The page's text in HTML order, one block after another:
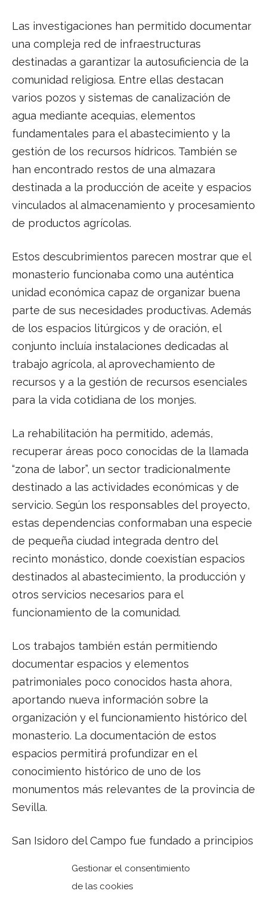
Gestionar el consentimiento
de las cookies
Las investigaciones han permitido documentar
una compleja red de infraestructuras
destinadas a garantizar la autosuficiencia de la
comunidad religiosa. Entre ellas destacan
varios pozos y sistemas de canalización de
agua mediante acequias, elementos
fundamentales para el abastecimiento y la
gestión de los recursos hídricos. También se
han encontrado restos de una almazara
destinada a la producción de aceite y espacios
vinculados al almacenamiento y procesamiento
de productos agrícolas.
Estos descubrimientos parecen mostrar que el
monasterio funcionaba como una auténtica
unidad económica capaz de organizar buena
parte de sus necesidades productivas. Además
de los espacios litúrgicos y de oración, el
conjunto incluía instalaciones dedicadas al
trabajo agrícola, al aprovechamiento de
recursos y a la gestión de recursos esenciales
para la vida cotidiana de los monjes.
La rehabilitación ha permitido, además,
recuperar áreas poco conocidas de la llamada
“zona de labor”, un sector tradicionalmente
destinado a las actividades económicas y de
servicio. Según los responsables del proyecto,
estas dependencias conformaban una especie
de pequeña ciudad integrada dentro del
recinto monástico, donde coexistían espacios
destinados al abastecimiento, la producción y
otros servicios necesarios para el
funcionamiento de la comunidad.
Los trabajos también están permitiendo
documentar espacios y elementos
patrimoniales poco conocidos hasta ahora,
aportando nueva información sobre la
organización y el funcionamiento histórico del
monasterio. La documentación de estos
espacios permitirá profundizar en el
conocimiento histórico de uno de los
monumentos más relevantes de la provincia de
Sevilla.
San Isidoro del Campo fue fundado a principios